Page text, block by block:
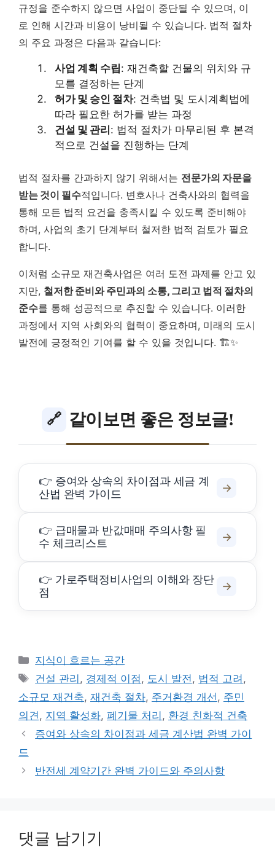
규정을 준수하지 않으면 사업이 중단될 수 있으며, 이
로 인해 시간과 비용이 낭비될 수 있습니다. 법적 절차
의 주요 과정은 다음과 같습니다:
사업 계획 수립: 재건축할 건물의 위치와 규
모를 결정하는 단계
허가 및 승인 절차: 건축법 및 도시계획법에
따라 필요한 허가를 받는 과정
건설 및 관리 : 법적 절차가 마무리된 후 본격
적으로 건설을 진행하는 단계
법적 절차를 간과하지 않기 위해서는 전문가의 자문을
받는 것이 필수적입니다. 변호사나 건축사와의 협력을
통해 모든 법적 요건을 충족시킬 수 있도록 준비해야
하며, 사업의 초기 단계부터 철저한 법적 검토가 필요
합니다.
이처럼 소규모 재건축사업은 여러 도전 과제를 안고 있
지만, 철저한 준비와 주민과의 소통, 그리고 법적 절차의
준수를 통해 성공적으로 추진할 수 있습니다. 이러한
과정에서 지역 사회와의 협력이 중요하며, 미래의 도시
발전에 긍정적인 기여를 할 수 있을 것입니다. 🏗️✨
🔗 같이보면 좋은 정보글!
👉 증여와 상속의 차이점과 세금 계
산법 완벽 가이드
→
👉 급매물과 반값매매 주의사항 필
수 체크리스트
→
👉 가로주택정비사업의 이해와 장단
점
→
카
테
리
지식이 흐르는 공간
태
그
건설 관리 , 경제적 이점 , 도시 발전 , 법적 고려 ,
소규모 재건축, 재건축 절차, 주거환경 개선 , 주민
의견 , 지역 활성화, 폐기물 처리 , 환경 친화적 건축
증여와 상속의 차이점과 세금 계산법 완벽 가이
드
반전세 계약기간 완벽 가이드와 주의사항
댓글 남기기